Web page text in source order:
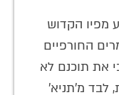
מפיו הקדוש
החורפיים
את תוכנם לא
לבד מ'תניא'